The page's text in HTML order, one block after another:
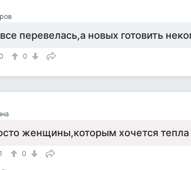
перевелась,а новых готовить
0 0
женщины,которым хочется тепла
1 0